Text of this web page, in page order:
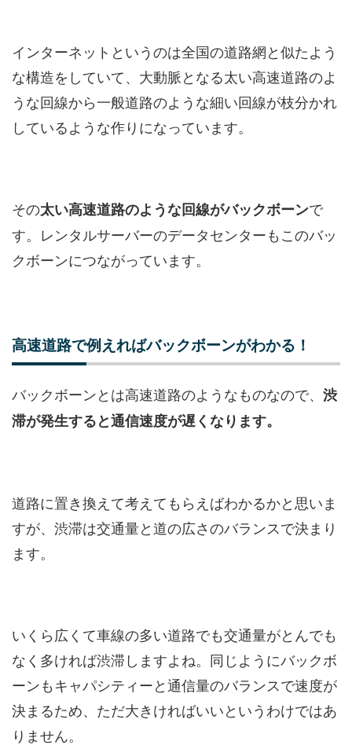
インターネットというのは全国の道路網と似たよう
な構造をしていて、大動脈となる太い高速道路のよ
うな回線から一般道路のような細い回線が枝分かれ
しているような作りになっています。
その太い高速道路のような回線がバックボーンで
す。レンタルサーバーのデータセンターもこのバッ
クボーンにつながっています。
高速道路で例えればバックボーンがわかる！
バックボーンとは高速道路のようなものなので、 渋
滞が発生すると通信速度が遅くなります。
道路に置き換えて考えてもらえばわかるかと思いま
すが、渋滞は交通量と道の広さのバランスで決まり
ます。
いくら広くて車線の多い道路でも交通量がとんでも
なく多ければ渋滞しますよね。同じようにバックボ
ーンもキャパシティーと通信量のバランスで速度が
決まるため、ただ大きければいいというわけではあ
りません。